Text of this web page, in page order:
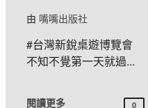
由 嘴嘴出版社
#台灣新銳桌遊博覽會
不知不覺第一天就過...
閱讀更多 0